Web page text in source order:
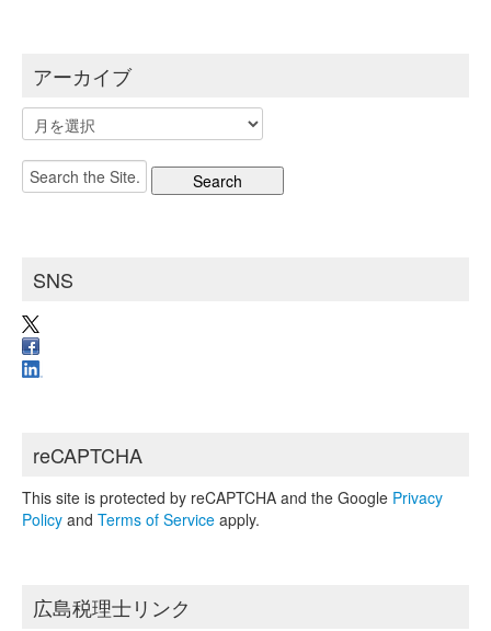
アーカイブ
ア
ー
カ
イ
Search
for:
SNS
reCAPTCHA
This site is protected by reCAPTCHA and the Google Privacy
Policy and Terms of Service apply.
広島税理士リンク